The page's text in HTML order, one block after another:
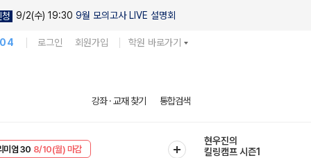
9/2(수) 19:30 9월 모의고사 LIVE 설명회
로그인 회원가입 학원 바로가기
강좌 · 교재 찾기 통합검색
미엄 30 8/10(월) 마감
현우진의
킬링캠프 시즌1